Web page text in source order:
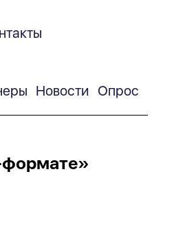
Новости Опрос
формате»